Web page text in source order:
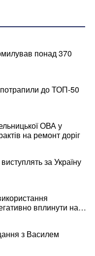
понад 370
до ТОП-50
ОВА у
на ремонт доріг
за Україну
вплинути на
з Василем